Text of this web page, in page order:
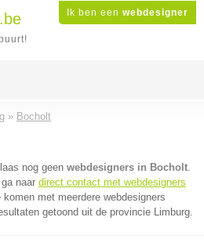
Ik ben een webdesigner
» Bocholt
nog geen webdesigners in Bocholt.
naar direct contact met webdesigners
met meerdere webdesigners
getoond uit de provincie Limburg.